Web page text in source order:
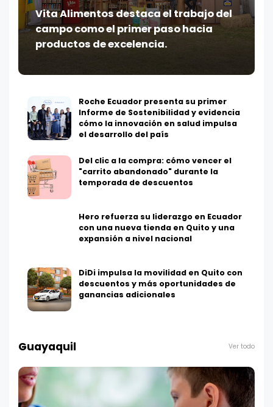
Vita Alimentos destaca el trabajo del
campo como el primer paso hacia
productos de excelencia.
Roche Ecuador presenta su primer
Informe de Sostenibilidad y evidencia
cómo la innovación en salud impulsa
el desarrollo del país
Del clic a la compra: cómo vencer el
"carrito abandonado" durante la
temporada de descuentos
Hero refuerza su liderazgo en Ecuador
con una nueva tienda en Quito y una
expansión a nivel nacional
DiDi impulsa la movilidad en Quito con
descuentos y más oportunidades de
ganancias adicionales
Guayaquil Ver todo